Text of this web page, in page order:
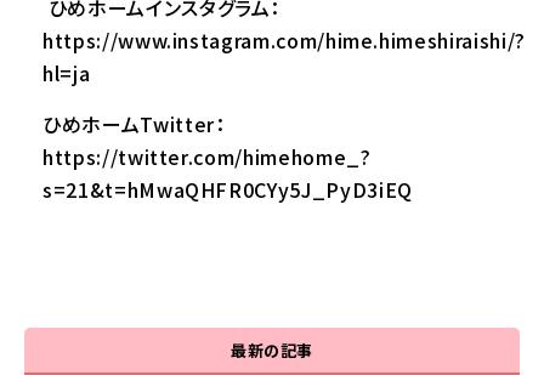
ひめホームインスタグラム：
https://www.instagram.com/hime.himeshiraishi/?
hl=ja
ひめホームTwitter：
https://twitter.com/himehome_?
s=21&t=hMwaQHFR0CYy5J_PyD3iEQ
最新の記事